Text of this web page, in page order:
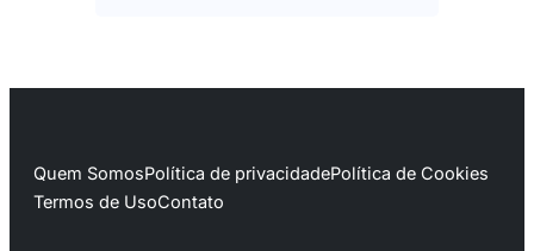
Quem SomosPolítica de privacidadePolítica de Cookies
Termos de UsoContato